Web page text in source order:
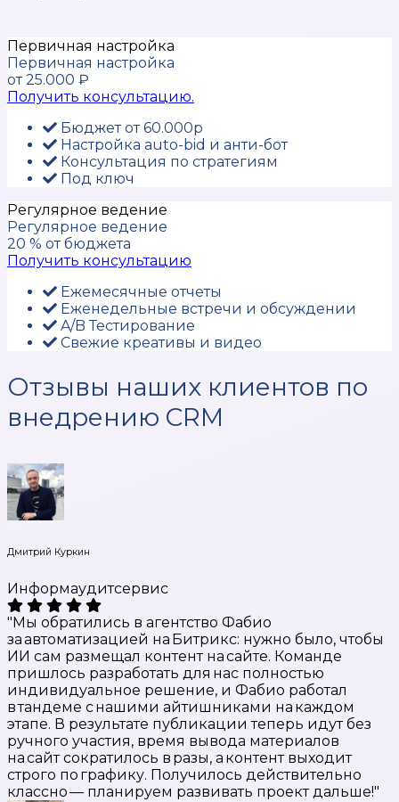
Первичная настройка
Первичная настройка
от 25.000 ₽
Получить консультацию.
Бюджет от 60.000р
Настройка auto-bid и анти-бот
Консультация по стратегиям
Под ключ
Регулярное ведение
Регулярное ведение
20 % от бюджета
Получить консультацию
Ежемесячные отчеты
Еженедельные встречи и обсуждении
A/B Тестирование
Свежие креативы и видео
Отзывы наших клиентов по
внедрению CRM
Дмитрий Куркин
Информаудитсервис
"Мы обратились в агентство Фабио
за автоматизацией на Битрикс: нужно было, чтобы
ИИ сам размещал контент на сайте. Команде
пришлось разработать для нас полностью
индивидуальное решение, и Фабио работал
в тандемe с нашими айтишниками на каждом
этапе. В результате публикации теперь идут без
ручного участия, время вывода материалов
на сайт сократилось в разы, а контент выходит
строго по графику. Получилось действительно
классно — планируем развивать проект дальше!"